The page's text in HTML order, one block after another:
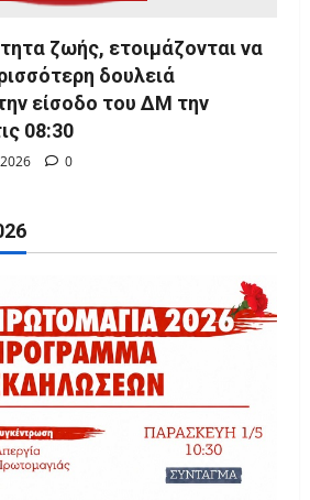
ζωής, ετοιμάζονται να
δουλειά
είσοδο του ΔΜ την
08:30
0